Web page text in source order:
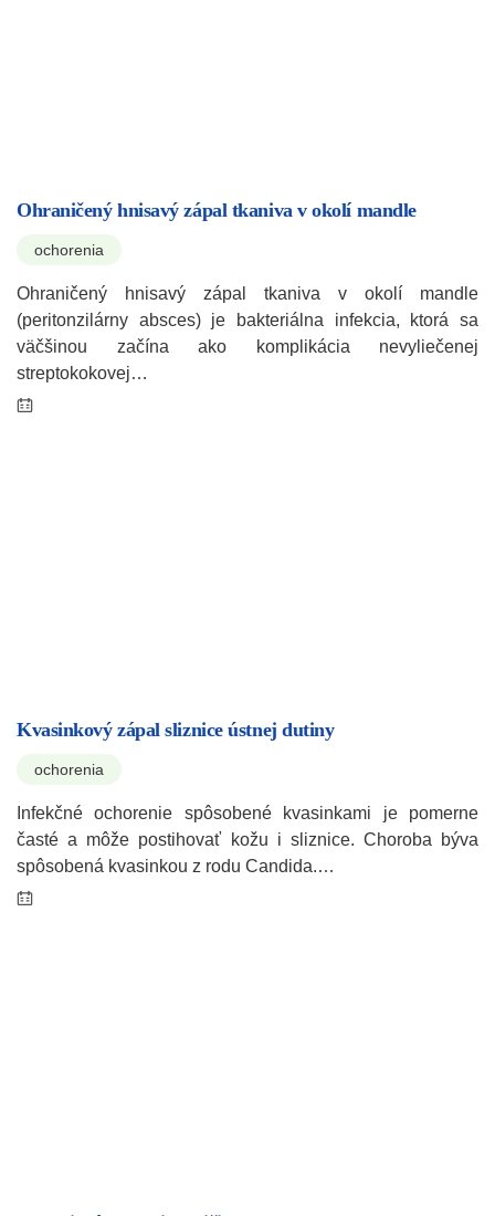
Ohraničený hnisavý zápal tkaniva v okolí mandle
ochorenia
Ohraničený hnisavý zápal tkaniva v okolí mandle
(peritonzilárny absces) je bakteriálna infekcia, ktorá sa
väčšinou začína ako komplikácia nevyliečenej
streptokokovej…
Kvasinkový zápal sliznice ústnej dutiny
ochorenia
Infekčné ochorenie spôsobené kvasinkami je pomerne
časté a môže postihovať kožu i sliznice. Choroba býva
spôsobená kvasinkou z rodu Candida.…